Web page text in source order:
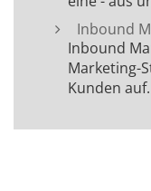
Inbound
Inbound
Marketing-
Kunden